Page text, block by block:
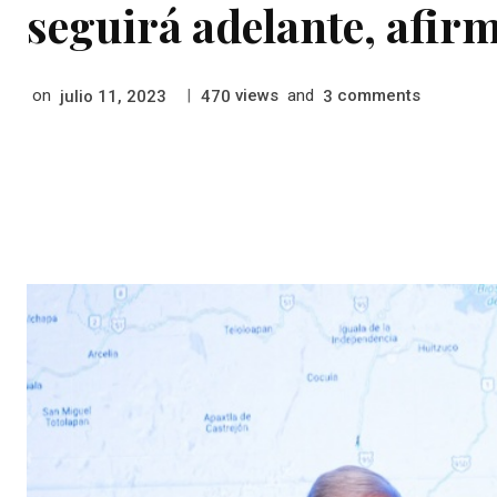
seguirá adelante,
on julio 11, 2023 470 views and 3 comments